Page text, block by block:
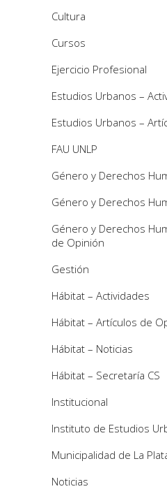
Cultura
Cursos
Ejercicio Profesional
Estudios Urbanos –
Estudios Urbanos –
FAU UNLP
Género y Derechos
Género y Derechos
Género y Derechos
de Opinión
Gestión
Hábitat – Actividades
Hábitat – Artículos de
Hábitat – Noticias
Hábitat – Secretaría CS
Institucional
Instituto de Estudios
Municipalidad de La
Noticias